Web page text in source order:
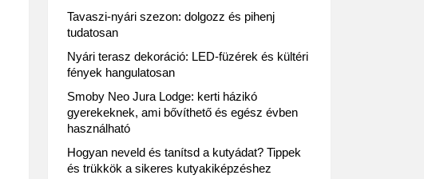
Tavaszi-nyári szezon: dolgozz és pihenj
tudatosan
Nyári terasz dekoráció: LED-füzérek és kültéri
fények hangulatosan
Smoby Neo Jura Lodge: kerti házikó
gyerekeknek, ami bővíthető és egész évben
használható
Hogyan neveld és tanítsd a kutyádat? Tippek
és trükkök a sikeres kutyakiképzéshez